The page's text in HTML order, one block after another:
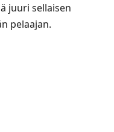
juuri sellaisen
pelaajan.